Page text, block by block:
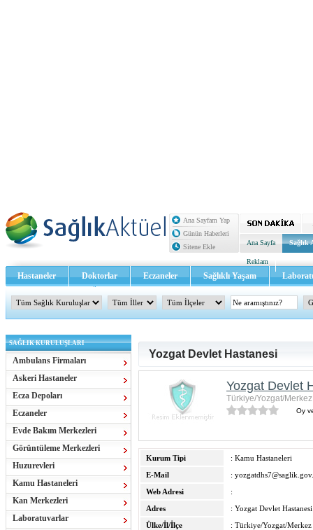
Ana Sayfam Yap
Günün Haberleri
Sitene Ekle
Ana Sayfa Sağlık
Reklam
Hastaneler Doktorlar Eczaneler Sağlıklı Yaşam
Sağlık TV - Video İletişim
SAĞLIK KURULUŞLARI
Ambulans Firmaları
Askeri Hastaneler
Ecza Depoları
Eczaneler
Evde Bakım Merkezleri
Görüntüleme Merkezleri
Huzurevleri
Kamu Hastaneleri
Kan Merkezleri
Laboratuvarlar
Yozgat Devlet Hastanesi
Yozgat Devlet
Türkiye/Yozgat/
Oy
Kurum Tipi
: Kamu Hastaneleri
E-Mail
:
Web Adresi
:
Adres
: Yozgat Devlet Hastanesi
Ülke/İl/İlçe
: Türkiye/Yozgat/